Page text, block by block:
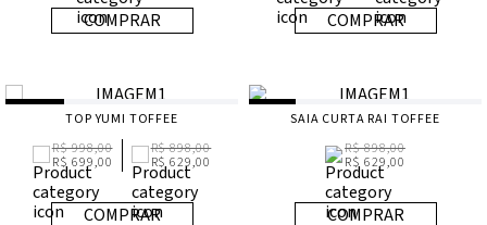
COMPRAR COMPRAR
TOP YUMI TOFFEE
R$ 998,00
R$ 699,00
R$ 898,00
R$ 629,00
COMPRAR
SAIA CURTA RAI TOFFEE
R$ 898,00
R$ 629,00
COMPRAR